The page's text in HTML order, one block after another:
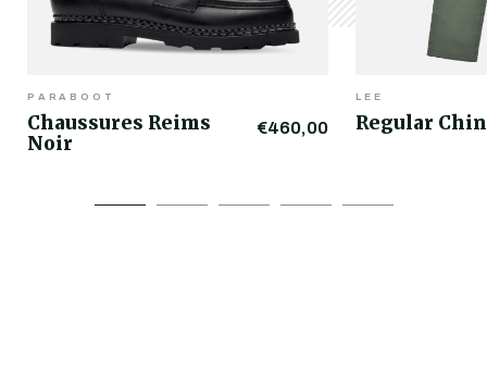
PARABOOT
Chaussures Reims
Noir
€460,00
LEE
Regular